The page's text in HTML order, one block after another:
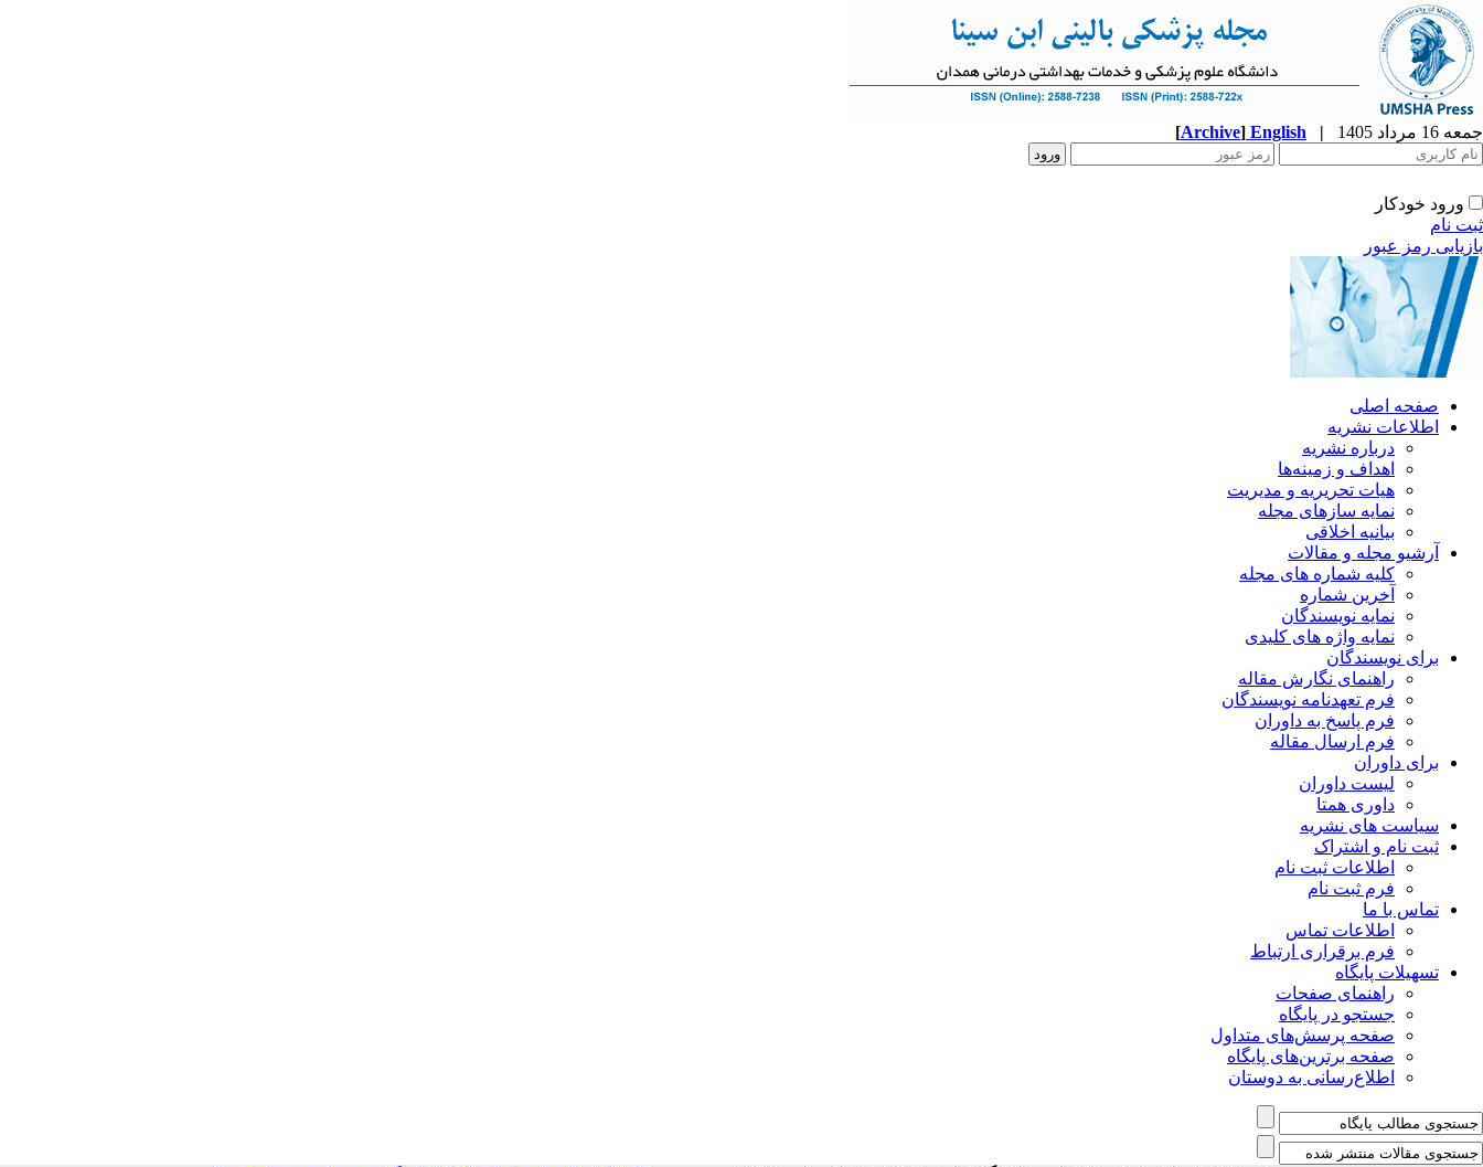
جمعه 16 مرداد 1405 |
English
[Archive]
ورود خودکار
ثبت نام
بازیابی رمز عبور
صفحه اصلی
اطلاعات نشریه
درباره نشریه
اهداف و زمینه‌ها
هیات تحریریه و مدیریت
نمایه سازهای مجله
بیانیه اخلاقی
آرشیو مجله و مقالات
کلیه شماره های مجله
آخرین شماره
نمایه نویسندگان
نمایه واژه های کلیدی
برای نویسندگان
راهنمای نگارش مقاله
فرم تعهدنامه نویسندگان
فرم پاسخ به داوران
فرم ارسال مقاله
برای داوران
لیست داوران
داوری همتا
سیاست های نشریه
ثبت نام و اشتراک
اطلاعات ثبت نام
فرم ثبت نام
تماس با ما
اطلاعات تماس
فرم برقراری ارتباط
تسهیلات پایگاه
راهنمای صفحات
جستجو در پایگاه
صفحه پرسش‌های متداول
صفحه برترین‌های پایگاه
اطلاع‌رسانی به دوستان